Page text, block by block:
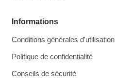
Informations
Conditions générales d'utilisation
Politique de confidentialité
Conseils de sécurité